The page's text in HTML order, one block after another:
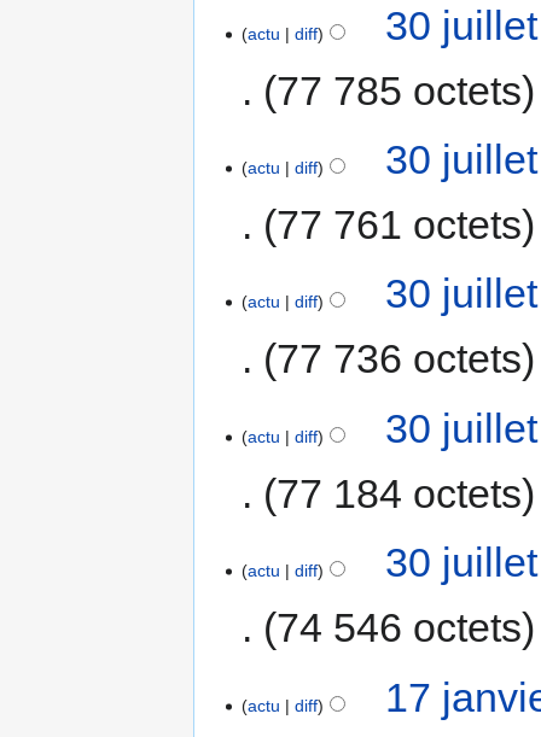
actu diff
30
77 785 octets
actu diff
30
77 761 octets
actu diff
30
77 736 octets
actu diff
30
77 184 octets
actu diff
30
74 546 octets
actu diff
17